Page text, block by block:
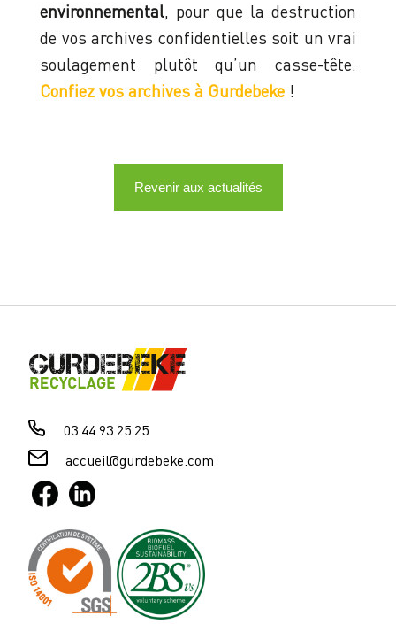
environnemental, pour que la destruction
de vos archives confidentielles soit un vrai
soulagement plutôt qu’un casse-tête.
Confiez vos archives à Gurdebeke !
Revenir aux actualités
03 44 93 25 25
accueil@gurdebeke.com